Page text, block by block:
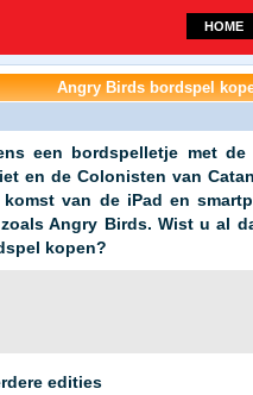
HOME
Angry Birds bordspel
een bordspelletje met
en de Colonisten van
van de iPad en
Angry Birds. Wist u al
kopen?
edities